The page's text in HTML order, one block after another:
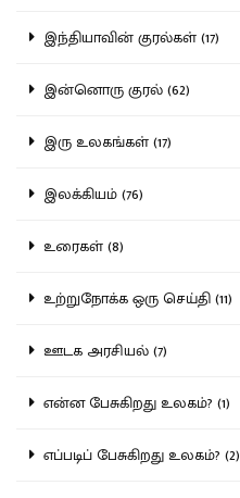
இந்தியாவின் குரல்கள் (17)
இன்னொரு குரல் (62)
இரு உலகங்கள் (17)
இலக்கியம் (76)
உரைகள் (8)
உற்றுநோக்க ஒரு செய்தி (11)
ஊடக அரசியல் (7)
என்ன பேசுகிறது உலகம்? (1)
எப்படிப் பேசுகிறது உலகம்? (2)